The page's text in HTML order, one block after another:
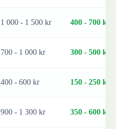
1 000 - 1 500 kr 400 - 700 kr
700 - 1 000 kr 300 - 500 kr
400 - 600 kr 150 - 250 kr
900 - 1 300 kr 350 - 600 kr